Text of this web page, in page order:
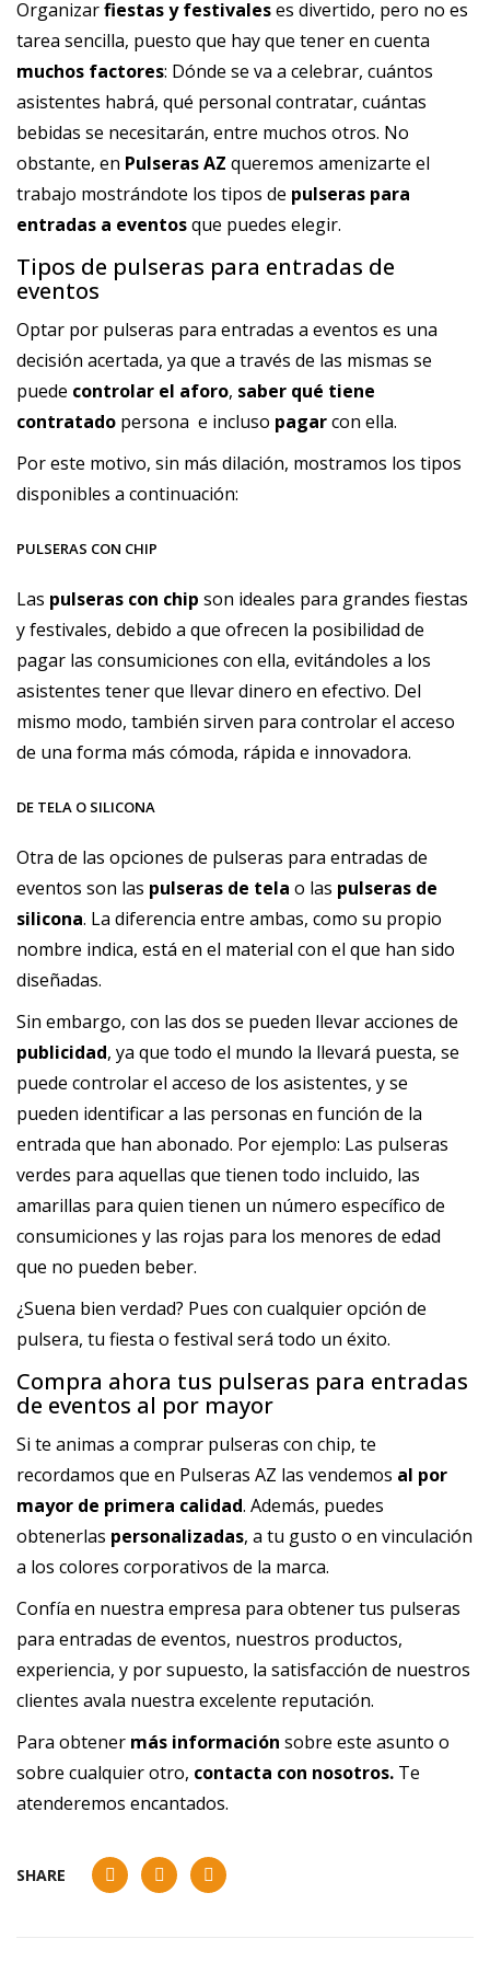
Organizarfiestas y festivaleses divertido, pero no es
tarea sencilla, puesto que hay que tener en cuenta
muchos factores: Dónde se va a celebrar, cuántos
asistentes habrá, qué personal contratar, cuántas
bebidas se necesitarán, entre muchos otros. No
obstante, en Pulseras AZ queremos amenizarte el
trabajo mostrándote los tipos de pulseras para
entradas a eventosque puedes elegir.
Tipos de pulseras para entradas de
eventos
Optar por pulseras para entradas a eventos es una
decisión acertada, ya que a través de las mismas se
puede controlar el aforo, saber qué tiene
contratado persona e incluso pagarcon ella.
Por este motivo, sin más dilación, mostramos los tipos
disponibles a continuación:
PULSERAS CON CHIP
Las pulseras con chip son ideales para grandes fiestas
y festivales, debido a que ofrecen la posibilidad de
pagar las consumiciones con ella, evitándoles a los
asistentes tener que llevar dinero en efectivo. Del
mismo modo, también sirven para controlar el acceso
de una forma más cómoda, rápida e innovadora.
DE TELA O SILICONA
Otra de las opciones de pulseras para entradas de
eventos son las pulseras de tela o las pulseras de
silicona. La diferencia entre ambas, como su propio
nombre indica, está en el material con el que han sido
diseñadas.
Sin embargo, con las dos se pueden llevar acciones de
publicidad, ya que todo el mundo la llevará puesta, se
puede controlar el acceso de los asistentes, y se
pueden identificar a las personas en función de la
entrada que han abonado. Por ejemplo: Las pulseras
verdes para aquellas que tienen todo incluido, las
amarillas para quien tienen un número específico de
consumiciones y las rojas para los menores de edad
que no pueden beber.
¿Suena bien verdad? Pues con cualquier opción de
pulsera, tu fiesta o festival será todo un éxito.
Compra ahora tus pulseras para entradas
de eventos al por mayor
Si te animas a comprar pulseras con chip, te
recordamos que en Pulseras AZ las vendemos al por
mayor de primera calidad. Además, puedes
obtenerlas personalizadas, a tu gusto o en vinculación
a los colores corporativos de la marca.
Confía en nuestra empresa para obtener tus pulseras
para entradas de eventos, nuestros productos,
experiencia, y por supuesto, la satisfacción de nuestros
clientes avala nuestra excelente reputación.
Para obtener más información sobre este asunto o
sobre cualquier otro, contacta con nosotros. Te
atenderemos encantados.
SHARE